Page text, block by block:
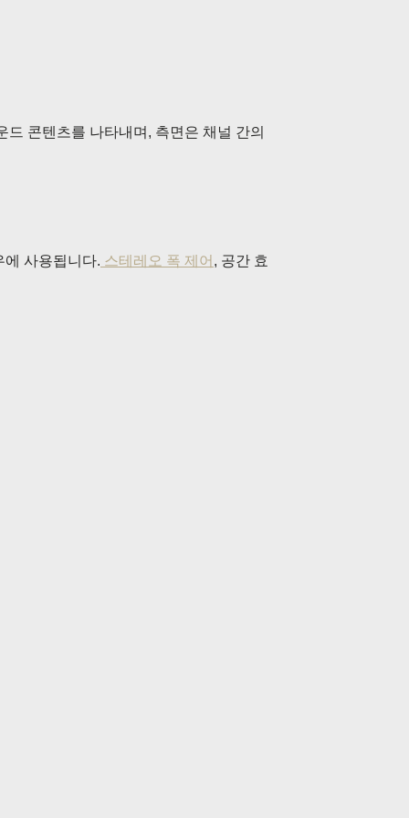
콘텐츠를 나타내며, 측면은 채널 간의
에 사용됩니다. 스테레오 폭 제어 , 공간 효